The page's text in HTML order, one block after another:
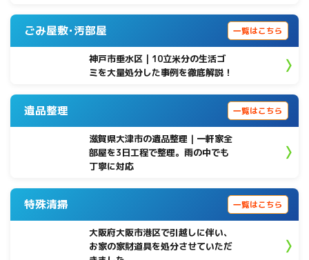
ごみ屋敷･汚部屋 一覧はこちら
神戸市垂水区 | 10立米分の生活ゴ
ミを大量処分した事例を徹底解説！
遺品整理 一覧はこちら
滋賀県大津市の遺品整理｜一軒家全
部屋を3日工程で整理。雨の中でも
丁寧に対応
特殊清掃 一覧はこちら
大阪府大阪市港区で引越しに伴い、
お家の家財道具を処分させていただ